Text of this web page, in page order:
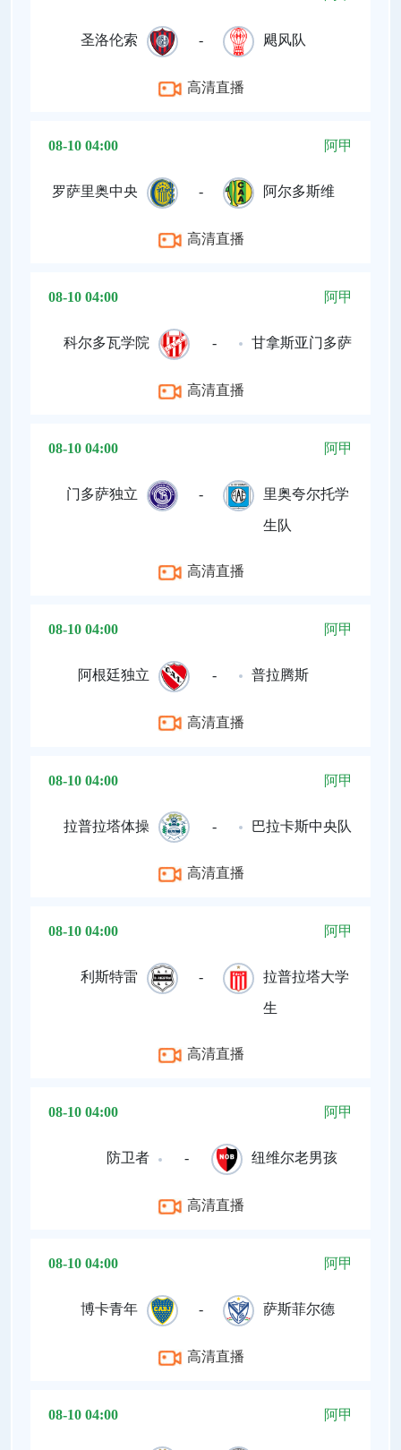
圣洛伦索 - 飓风队
高清直播
08-10 04:00 阿甲
罗萨里奥中央 - 阿尔多斯维
高清直播
08-10 04:00 阿甲
科尔多瓦学院 - 甘拿斯亚门多萨
高清直播
08-10 04:00 阿甲
门多萨独立 - 里奥夸尔托学
生队
高清直播
08-10 04:00 阿甲
阿根廷独立 - 普拉腾斯
高清直播
08-10 04:00 阿甲
拉普拉塔体操 - 巴拉卡斯中央队
高清直播
08-10 04:00 阿甲
利斯特雷 - 拉普拉塔大学
生
高清直播
08-10 04:00 阿甲
防卫者 - 纽维尔老男孩
高清直播
08-10 04:00 阿甲
博卡青年 - 萨斯菲尔德
高清直播
08-10 04:00 阿甲